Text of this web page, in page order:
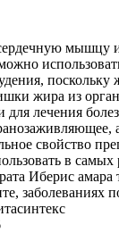
мышцу
поскольку
жира из
лечения
свойство
в
Иберис
заболеваниях